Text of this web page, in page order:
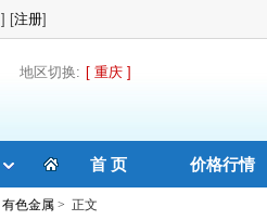
] [注册]
地区切换: [ 重庆 ]
首 页 价格行情
有色金属 > 正文